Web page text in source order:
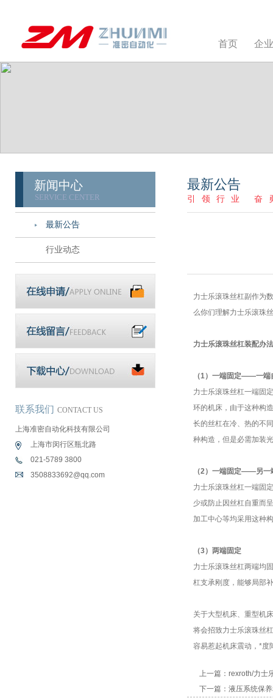
首页 企
新闻中心
SERVICE CENTER
最新公告
行业动态
联系我们 CONTACT US
上海准密自动化科技有限公司
上海市闵行区瓶北路
021-5789 3800
3508833692@qq.com
最新公告
引领行业 奋
力士乐滚珠丝杠副作为
么你们理解力士乐滚珠
力士乐滚珠丝杠装配办
（1）一端固定——一
力士乐滚珠丝杠一端固
环的机床，由于这种构
长的丝杠在冷、热的不
种构造，但是必需加装
（2）一端固定——另一
力士乐滚珠丝杠一端固
少或防止因丝杠自重而
加工中心等均采用这种
（3）两端固定
力士乐滚珠丝杠两端均
杠支承刚度，能够局部
关于大型机床、重型机
将会招致力士乐滚珠丝
容易惹起机床震动，*度
上一篇： rexroth/力士
下一篇： 液压系统保